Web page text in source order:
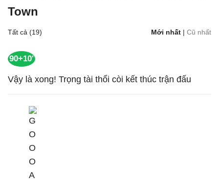
Town
Tất cả (19) Mới nhất | Cũ nhất
90+10'
Vậy là xong! Trọng tài thổi còi kết thúc trận đấu